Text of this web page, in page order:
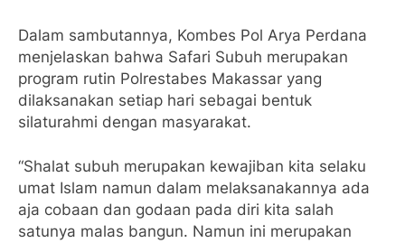
Dalam sambutannya, Kombes Pol Arya Perdana
menjelaskan bahwa Safari Subuh merupakan
program rutin Polrestabes Makassar yang
dilaksanakan setiap hari sebagai bentuk
silaturahmi dengan masyarakat.
“Shalat subuh merupakan kewajiban kita selaku
umat Islam namun dalam melaksanakannya ada
aja cobaan dan godaan pada diri kita salah
satunya malas bangun. Namun ini merupakan